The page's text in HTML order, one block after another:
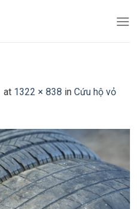
at 1322 × 838 in Cứu hộ vỏ